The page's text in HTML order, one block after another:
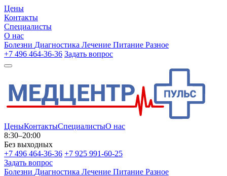
Цены
Контакты
Специалисты
О нас
Болезни Диагностика Лечение Питание Разное
+7 496 464-36-36 Задать вопрос
ЦеныКонтактыСпециалистыО нас
8:30–20:00
Без выходных
+7 496 464-36-36 +7 925 991-60-25
Задать вопрос
Болезни Диагностика Лечение Питание Разное